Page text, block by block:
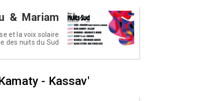
& Mariam
et la voix solaire
des nuits du Sud
- Kassav'